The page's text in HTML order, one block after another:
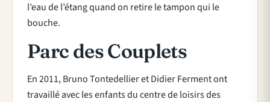
l’eau de l’étang quand on retire le tampon qui le
bouche.
Parc des Couplets
En 2011, Bruno Tontedellier et Didier Ferment ont
travaillé avec les enfants du centre de loisirs des